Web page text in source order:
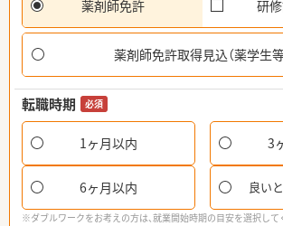
薬剤師免許 研
薬剤師免許取得見込（薬学生等
転職時期 必須
1ヶ月以内 3
6ヶ月以内 良い
※ダブルワークをお考えの方は、就業開始時期の目安を選択して